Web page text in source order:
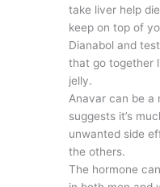
take liver help
keep on top of
Dianabol and
that go together
jelly.
Anavar can be a
suggests it’s
unwanted side
the others.
The hormone